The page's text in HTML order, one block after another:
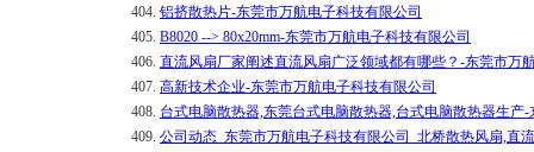
404. 铝挤散热片-东莞市万航电子科技有限公司
405. B8020 --> 80x20mm-东莞市万航电子科技有限公司
406. 直流风扇厂家阐述直流风扇广泛领域都有哪些？-东莞市万
407. 高新技术企业-东莞市万航电子科技有限公司
408. 台式电脑散热器,东莞台式电脑散热器,台式电脑散热器生产
409. 公司动态_东莞市万航电子科技有限公司_北桥散热风扇,直